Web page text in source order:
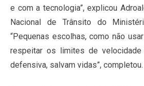
e com a tecnologia”, explicou
Nacional de Trânsito do
“Pequenas escolhas, como não
respeitar os limites de
defensiva, salvam vidas”, completou.